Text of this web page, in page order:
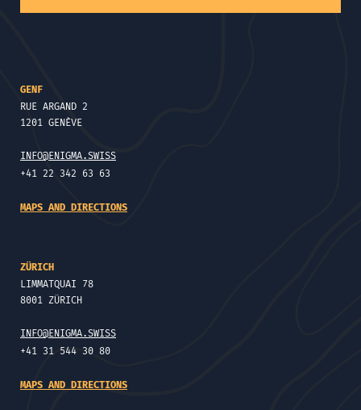
GENF
RUE ARGAND 2
1201 GENÈVE
INFO@ENIGMA.SWISS
+41 22 342 63 63
MAPS AND DIRECTIONS
ZÜRICH
LIMMATQUAI 78
8001 ZÜRICH
INFO@ENIGMA.SWISS
+41 31 544 30 80
MAPS AND DIRECTIONS